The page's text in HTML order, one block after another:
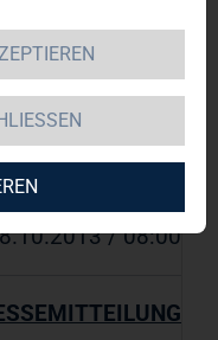
EUR 30
Sonstiges
/ 08:00